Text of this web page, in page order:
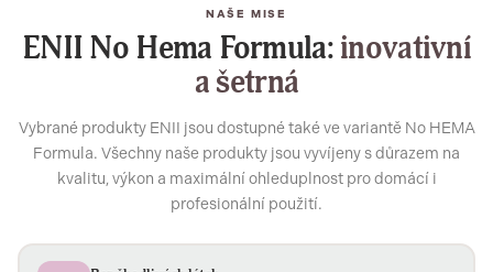
NAŠE MISE
ENII No Hema Formula:inovativní
a šetrná
Vybrané produkty ENII jsou dostupné také ve variantě No HEMA
Formula. Všechny naše produkty jsou vyvíjeny s důrazem na
kvalitu, výkon a maximální ohleduplnost pro domácí i
profesionální použití.